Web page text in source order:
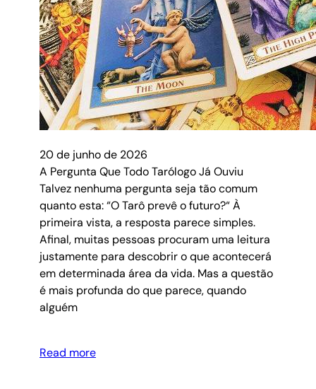
20 de junho de 2026
A Pergunta Que Todo Tarólogo Já Ouviu
Talvez nenhuma pergunta seja tão comum
quanto esta: “O Tarô prevê o futuro?“ À
primeira vista, a resposta parece simples.
Afinal, muitas pessoas procuram uma leitura
justamente para descobrir o que acontecerá
em determinada área da vida. Mas a questão
é mais profunda do que parece, quando
alguém
Read more